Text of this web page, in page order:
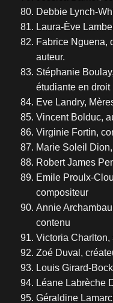
Debbie Lynch-
Laura-Ève
Fabrice Nguena,
auteur.
Stéphanie
étudiante en droit
Eve Landry,
Vincent Bolduc,
Virginie Fortin,
Marie Soleil
Robert James
Emile Proulx-
compositeur
Annie
contenu
Victoria Charlton,
Zoé Duval,
Louis Girard-
Léane Labrèche
Géraldine